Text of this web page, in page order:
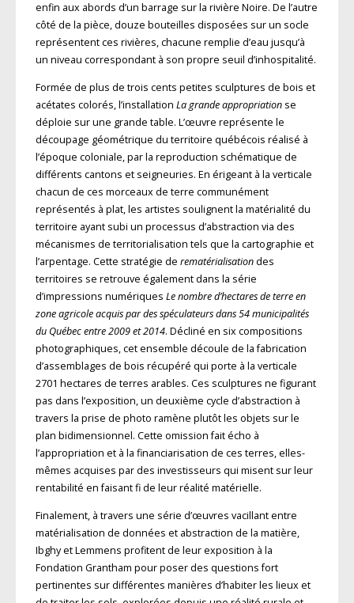
enfin aux abords d’un barrage sur la rivière Noire. De l’autre
côté de la pièce, douze bouteilles disposées sur un socle
représen­tent ces rivières, chacune remplie d’eau jusqu’à
un niveau correspondant à son propre seuil d’inhospitalité.
Formée de plus de trois cents petites sculptures de bois et
acétates colorés, l’installation La grande appropriationse
déploie sur une grande table. L’œuvre représente le
découpage géométrique du territoire québécois réalisé à
l’époque coloniale, par la reproduction schématique de
différents cantons et seigneuries. En érigeant à la verticale
chacun de ces morceaux de terre communément
représentés à plat, les artistes souli­gnent la matérialité du
territoire ayant subi un processus d’abstraction via des
mécanismes de territorialisation tels que la cartographie et
l’arpentage. Cette stratégie de rematérialisationdes
territoires se retrouve également dans la série
d’impressions numériques Le nombre d’hectares de terre en
zone agricole acquis par des spéculateurs dans 54 municipalités
du Québec entre 2009 et 2014. Décliné en six compositions
photographiques, cet ensemble découle de la fabrication
d’assemblages de bois récupéré qui porte à la verticale
2701 hectares de terres arables. Ces sculptures ne figurant
pas dans l’exposition, un deuxième cycle d’abstraction à
travers la prise de photo ramène plutôt les objets sur le
plan bidimensionnel. Cette omission fait écho à
l’appropriation et à la financiarisation de ces terres,elles-
mêmes acquises par des investisseurs qui misent sur leur
rentabilité en faisant fi de leur réalité matérielle.
Finalement, à travers une série d’œuvres vacillant entre
matérialisation de données et abstraction de la matière,
Ibghy et Lemmens profitent de leur exposition à la
Fondation Grantham pour poser des questions fort
pertinentes sur différentes manières d’habiter les lieux et